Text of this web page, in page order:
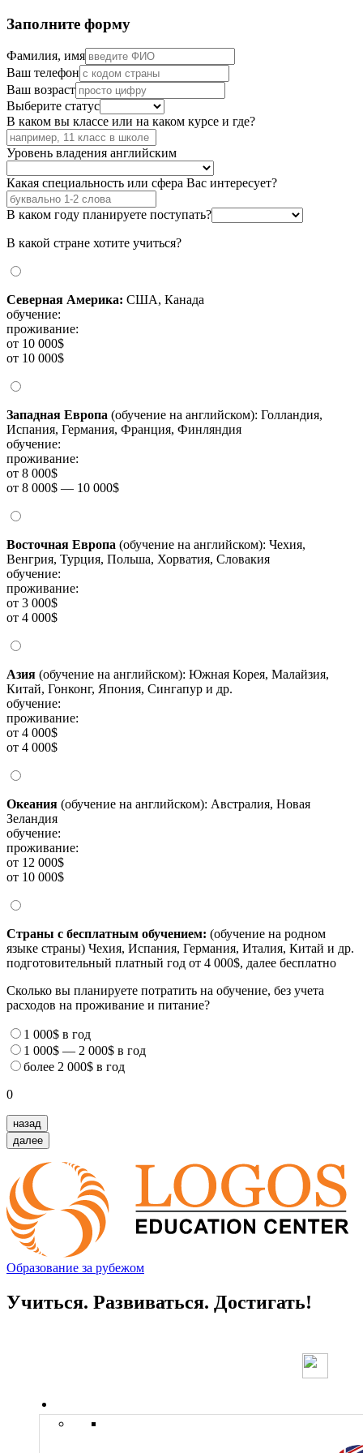
Заполните форму
Фамилия, имя
Ваш телефон
Ваш возраст
Выберите статус
В каком вы классе или на каком курсе и где?
Уровень владения английским
Какая специальность или сфера Вас интересует?
В каком году планируете поступать?
В какой стране хотите учиться?
Северная Америка: США, Канада
обучение:
проживание:
от 10 000$
от 10 000$
Западная Европа (обучение на английском): Голландия,
Испания, Германия, Франция, Финляндия
обучение:
проживание:
от 8 000$
от 8 000$ — 10 000$
Восточная Европа (обучение на английском): Чехия,
Венгрия, Турция, Польша, Хорватия, Словакия
обучение:
проживание:
от 3 000$
от 4 000$
Азия (обучение на английском): Южная Корея, Малайзия,
Китай, Гонконг, Япония, Сингапур и др.
обучение:
проживание:
от 4 000$
от 4 000$
Океания (обучение на английском): Австралия, Новая
Зеландия
обучение:
проживание:
от 12 000$
от 10 000$
Страны с бесплатным обучением: (обучение на родном
языке страны) Чехия, Испания, Германия, Италия, Китай и др.
подготовительный платный год от 4 000$, далее бесплатно
Сколько вы планируете потратить на обучение, без учета
расходов на проживание и питание?
1 000$ в год
1 000$ — 2 000$ в год
более 2 000$ в год
0
назад
далее
Образование за рубежом
Учиться. Развиваться. Достигать!